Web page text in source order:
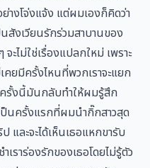
งโจ่งแจ้ง แต่ผมเองก็คิดว่า
สังเวียนรักร่วมสาบานของ
ไม่ใช่เรื่องแปลกใหม่ เพราะ
คยมีครั้งไหนที่พวกเราจะแยก
รั้งนี้มันกลับทำให้ผมรู้สึก
ป็นครั้งแรกที่ผมนำกิ๊กสาวสุด
และจะได้เห็นเธอแหกขารับ
ราร่องรักของเธอโดยไม่รู้ตัว